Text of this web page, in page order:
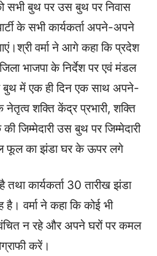
सभी बुथ पर उस बुथ पर निवास
के सभी कार्यकर्ता अपने-अपने
वर्मा ने आगे कहा कि प्रदेश
भाजपा के निर्देश पर एवं मंडल
बुथ में एक ही दिन एक साथ अपने-
शक्ति केंद्र प्रभारी, शक्ति
उस बुथ पर जिम्मेदारी
फूल का झंडा घर के ऊपर लगे
तथा कार्यकर्ता 30 तारीख झंडा
है। वर्मा ने कहा कि कोई भी
न रहे और अपने घरों पर कमल
करें।